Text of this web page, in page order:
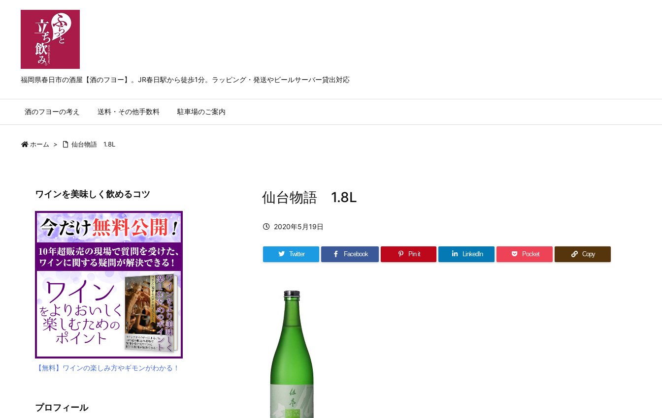
福岡県春日市の酒屋【酒のフヨー】。JR春日駅から徒歩1分。ラッピング・発送やビールサーバー貸出対応
酒のフヨーの考え 送料・その他手数料 駐車場のご案内
ホーム > 仙台物語 1.8L
仙台物語 1.8L
2020年5月19日
Twitter Facebook Pin it LinkedIn Pocket Copy
ワインを美味しく飲めるコツ
【無料】ワインの楽しみ方やギモンがわかる！
プロフィール